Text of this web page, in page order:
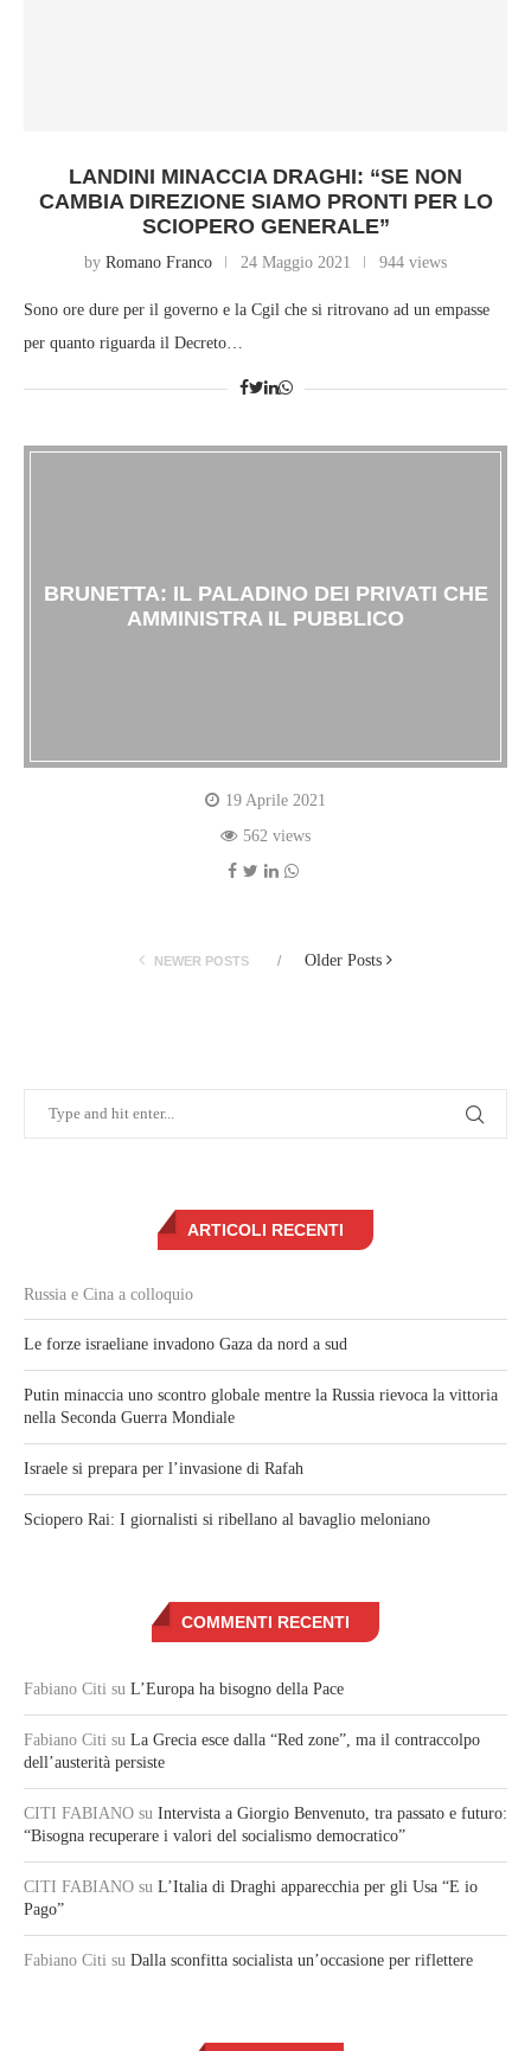
LANDINI MINACCIA DRAGHI: “SE NON
CAMBIA DIREZIONE SIAMO PRONTI PER LO
SCIOPERO GENERALE”
by Romano Franco 24 Maggio 2021 944 views
Sono ore dure per il governo e la Cgil che si ritrovano ad un empasse
per quanto riguarda il Decreto…
BRUNETTA: IL PALADINO DEI PRIVATI CHE
AMMINISTRA IL PUBBLICO
19 Aprile 2021
562 views
NEWER POSTS Older Posts
ARTICOLI RECENTI
Russia e Cina a colloquio
Le forze israeliane invadono Gaza da nord a sud
Putin minaccia uno scontro globale mentre la Russia rievoca la vittoria
nella Seconda Guerra Mondiale
Israele si prepara per l’invasione di Rafah
Sciopero Rai: I giornalisti si ribellano al bavaglio meloniano
COMMENTI RECENTI
Fabiano Citi su L’Europa ha bisogno della Pace
Fabiano Citi su La Grecia esce dalla “Red zone”, ma il contraccolpo
dell’austerità persiste
CITI FABIANO su Intervista a Giorgio Benvenuto, tra passato e futuro:
“Bisogna recuperare i valori del socialismo democratico”
CITI FABIANO su L’Italia di Draghi apparecchia per gli Usa “E io
Pago”
Fabiano Citi su Dalla sconfitta socialista un’occasione per riflettere